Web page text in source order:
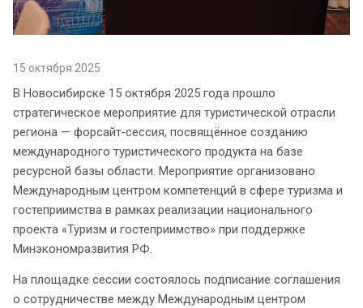
15 октября 2025
В Новосибирске 15 октября 2025 года прошло
стратегическое мероприятие для туристической отрасли
региона — форсайт‑сессия, посвящённое созданию
международного туристического продукта на базе
ресурсной базы области. Мероприятие организовано
Международным центром компетенций в сфере туризма и
гостеприимства в рамках реализации национального
проекта «Туризм и гостеприимство» при поддержке
Минэкономразвития РФ.
На площадке сессии состоялось подписание соглашения
о сотрудничестве между Международным центром